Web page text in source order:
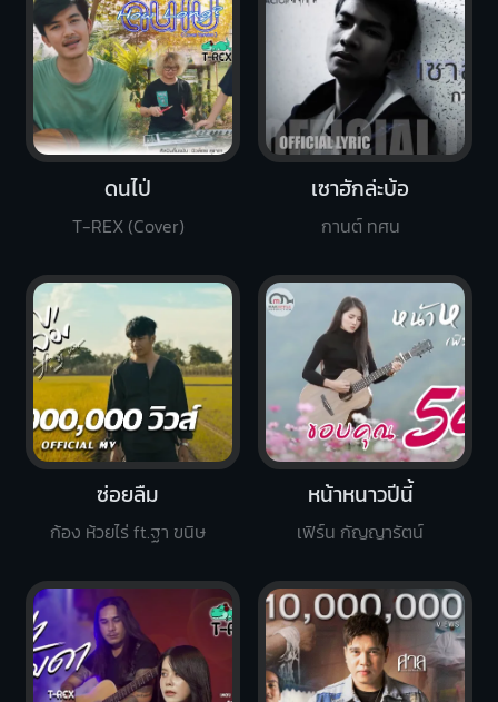
ดนไป่
T-REX (Cover)
เซาฮักล่ะบ้อ
กานต์ ทศน
ซ่อยลืม
ก้อง ห้วยไร่ ft.ฐา ขนิษ
หน้าหนาวปีนี้
เฟิร์น กัญญารัตน์